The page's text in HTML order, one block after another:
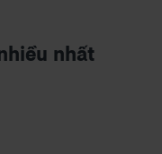
nhất